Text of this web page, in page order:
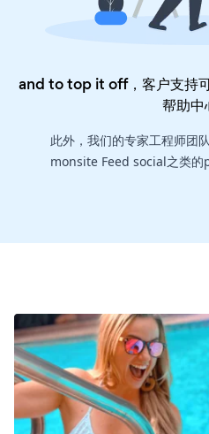
and to top it off，客户支持
帮助中
此外，我们的专家工程师团
monsite Feed social之类的